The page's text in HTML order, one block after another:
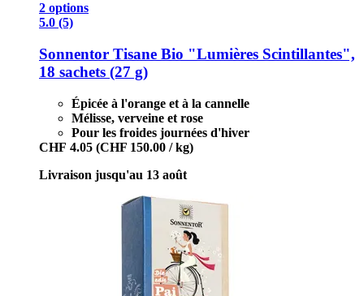
2 options
5.0 (5)
Sonnentor Tisane Bio "Lumières Scintillantes",
18 sachets (27 g)
Épicée à l'orange et à la cannelle
Mélisse, verveine et rose
Pour les froides journées d'hiver
CHF 4.05 (CHF 150.00 / kg)
Livraison jusqu'au 13 août